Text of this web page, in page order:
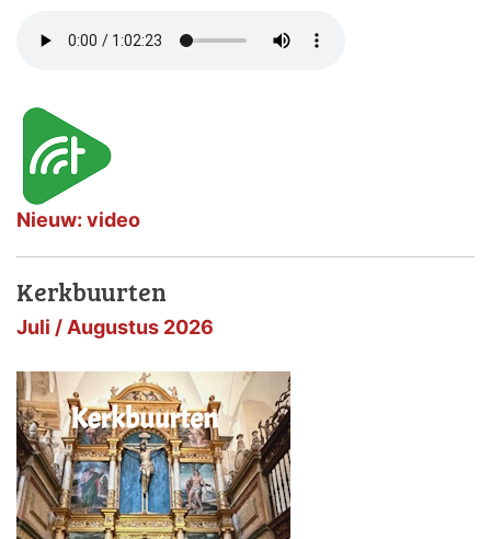
Nieuw: video
Kerkbuurten
Juli / Augustus 2026